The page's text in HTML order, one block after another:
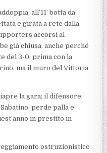
all’11’ botta da
e girata a rete dalla
accorsi al
già chiusa, anche perché
del 3-0, prima con la
ma il muro del Vittoria
la gara; il difensore
perde palla e
in prestito in
ostruzionistico